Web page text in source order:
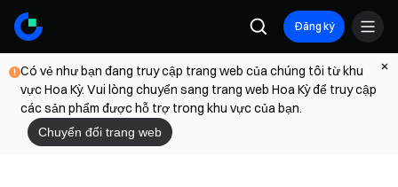
Đăng ký
Có vẻ như bạn đang truy cập trang web của chúng tôi từ khu
vực Hoa Kỳ. Vui lòng chuyển sang trang web Hoa Kỳ để truy cập
các sản phẩm được hỗ trợ trong khu vực của bạn.
Chuyển đổi trang web